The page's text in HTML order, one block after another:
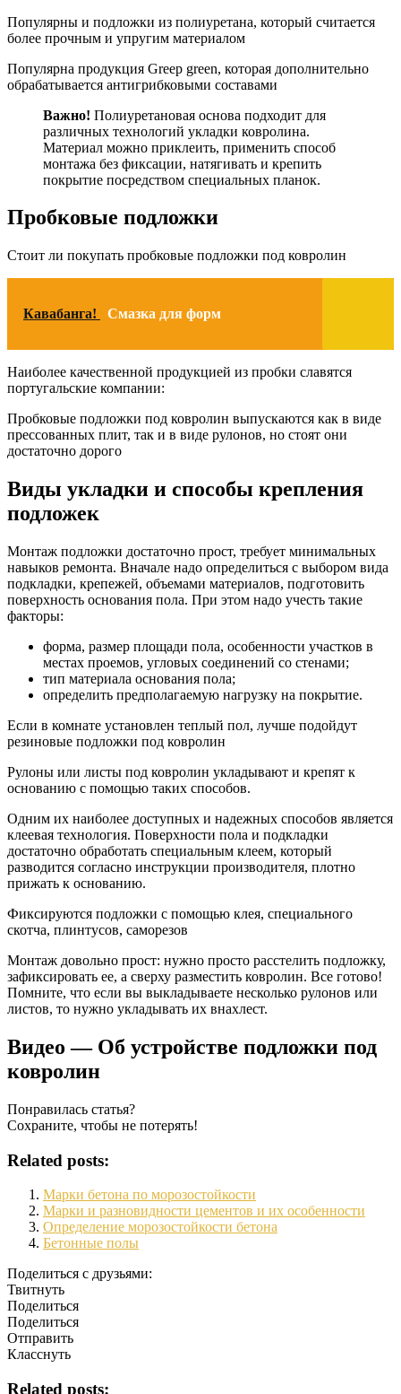
Популярны и подложки из полиуретана, который считается
более прочным и упругим материалом
Популярна продукция Greep green, которая дополнительно
обрабатывается антигрибковыми составами
Важно! Полиуретановая основа подходит для
различных технологий укладки ковролина.
Материал можно приклеить, применить способ
монтажа без фиксации, натягивать и крепить
покрытие посредством специальных планок.
Пробковые подложки
Стоит ли покупать пробковые подложки под ковролин
Кавабанга! Смазка для форм
Наиболее качественной продукцией из пробки славятся
португальские компании:
Пробковые подложки под ковролин выпускаются как в виде
прессованных плит, так и в виде рулонов, но стоят они
достаточно дорого
Виды укладки и способы крепления
подложек
Монтаж подложки достаточно прост, требует минимальных
навыков ремонта. Вначале надо определиться с выбором вида
подкладки, крепежей, объемами материалов, подготовить
поверхность основания пола. При этом надо учесть такие
факторы:
форма, размер площади пола, особенности участков в
местах проемов, угловых соединений со стенами;
тип материала основания пола;
определить предполагаемую нагрузку на покрытие.
Если в комнате установлен теплый пол, лучше подойдут
резиновые подложки под ковролин
Рулоны или листы под ковролин укладывают и крепят к
основанию с помощью таких способов.
Одним их наиболее доступных и надежных способов является
клеевая технология. Поверхности пола и подкладки
достаточно обработать специальным клеем, который
разводится согласно инструкции производителя, плотно
прижать к основанию.
Фиксируются подложки с помощью клея, специального
скотча, плинтусов, саморезов
Монтаж довольно прост: нужно просто расстелить подложку,
зафиксировать ее, а сверху разместить ковролин. Все готово!
Помните, что если вы выкладываете несколько рулонов или
листов, то нужно укладывать их внахлест.
Видео — Об устройстве подложки под
ковролин
Понравилась статья?
Сохраните, чтобы не потерять!
Related posts:
Марки бетона по морозостойкости
Марки и разновидности цементов и их особенности
Определение морозостойкости бетона
Бетонные полы
Поделиться с друзьями:
Твитнуть
Поделиться
Поделиться
Отправить
Класснуть
Related posts: